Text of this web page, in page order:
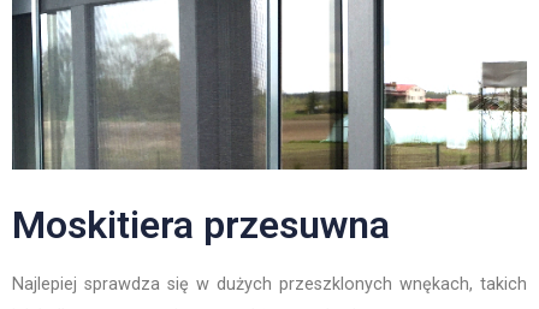
Moskitiera przesuwna
Najlepiej sprawdza się w dużych przeszklonych wnękach, takich